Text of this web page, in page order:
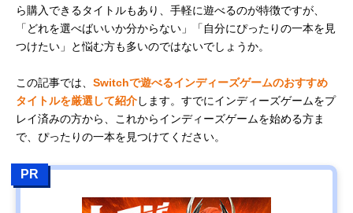
ら購入できるタイトルもあり、手軽に遊べるのが特徴ですが、
「どれを選べばいいか分からない」「自分にぴったりの一本を見
つけたい」と悩む方も多いのではないでしょうか。
この記事では、 Switchで遊べるインディーズゲームのおすすめ
タイトルを厳選して紹介します。すでにインディーズゲームをプ
レイ済みの方から、これからインディーズゲームを始める方ま
で、ぴったりの一本を見つけてください。
PR